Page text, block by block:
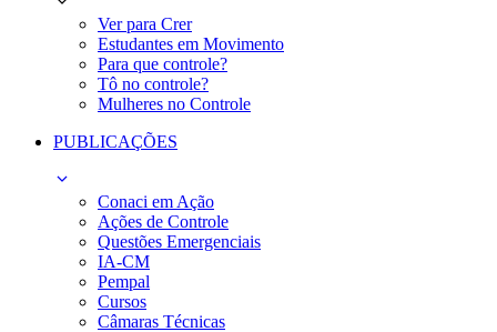
Ver para Crer
Estudantes em Movimento
Para que controle?
Tô no controle?
Mulheres no Controle
PUBLICAÇÕES
Conaci em Ação
Ações de Controle
Questões Emergenciais
IA-CM
Pempal
Cursos
Câmaras Técnicas